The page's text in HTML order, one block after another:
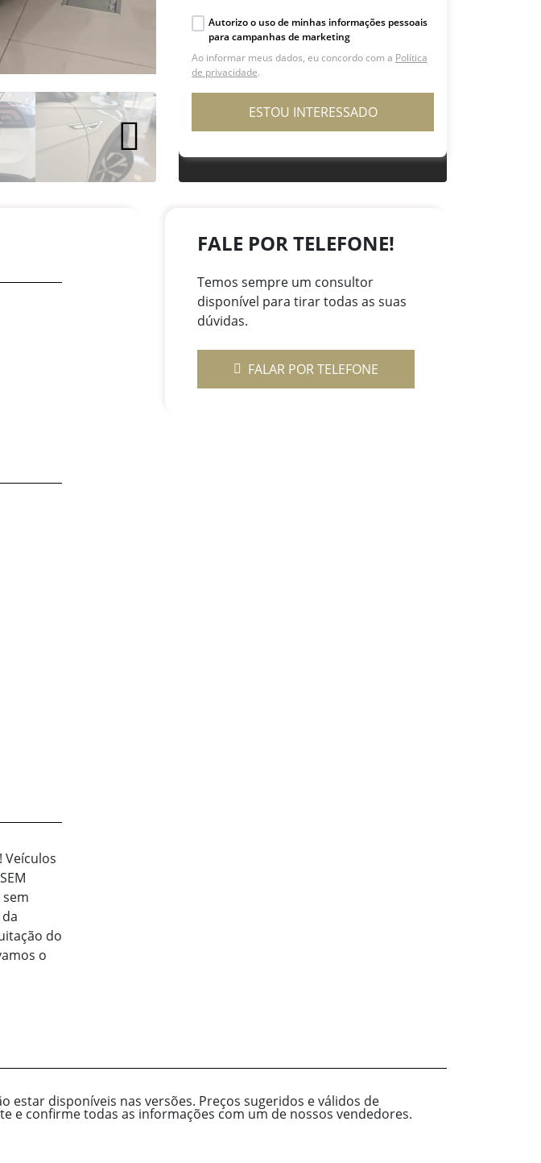
Autorizo o uso de minhas informações pessoais
para campanhas de marketing
Ao informar meus dados, eu concordo com a Política
de privacidade.
ESTOU INTERESSADO
Veículos
do
o
FALE POR TELEFONE!
Temos sempre um consultor
disponível para tirar todas as suas
dúvidas.
FALAR POR TELEFONE
disponíveis nas versões. Preços sugeridos e válidos de
e confirme todas as informações com um de nossos vendedores.